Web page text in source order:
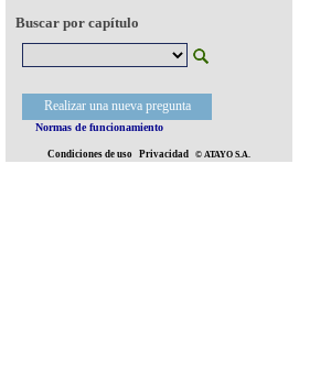
Buscar por capítulo
Realizar una nueva pregunta
Normas de funcionamiento
Condiciones de uso Privacidad © ATAYO S.A.